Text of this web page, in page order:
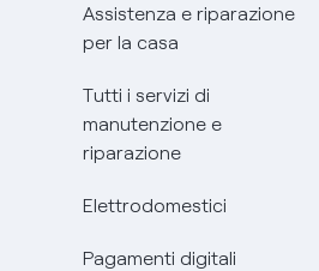
Assistenza e riparazione
per la casa
Tutti i servizi di
manutenzione e
riparazione
Elettrodomestici
Pagamenti digitali